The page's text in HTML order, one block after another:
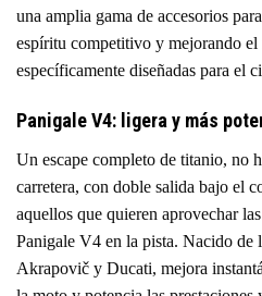
una amplia gama de accesorios
espíritu competitivo y mejorando
específicamente diseñadas para el
Panigale V4: ligera y más
Un escape completo de titanio, no
carretera, con doble salida bajo el
aquellos que quieren aprovechar
Panigale V4 en la pista. Nacido de
Akrapovič y Ducati, mejora